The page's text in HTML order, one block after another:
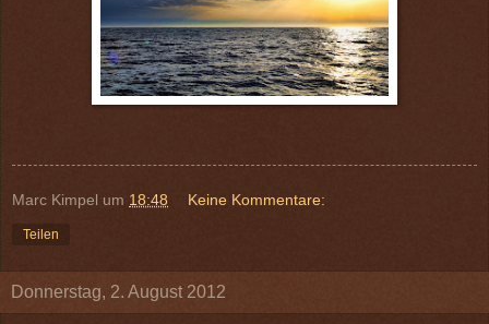
Marc Kimpel um 18:48 Keine Kommentare:
Teilen
Donnerstag, 2. August 2012